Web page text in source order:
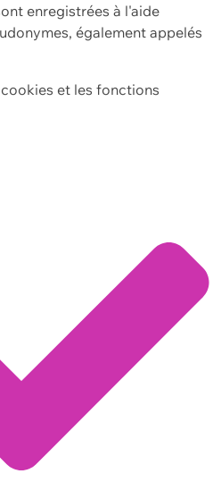
enregistrées à l'aide
également appelés
et les fonctions